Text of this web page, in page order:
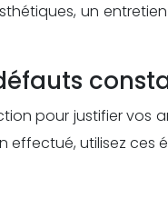
un
pour justifier
utilisez